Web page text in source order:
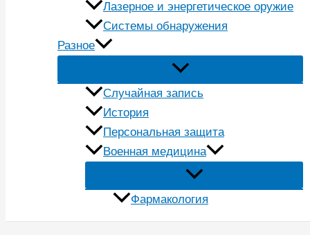
Лазерное и энергетическое оружие
Системы обнаружения
Разное
Случайная запись
История
Персональная защита
Военная медицина
Фармакология